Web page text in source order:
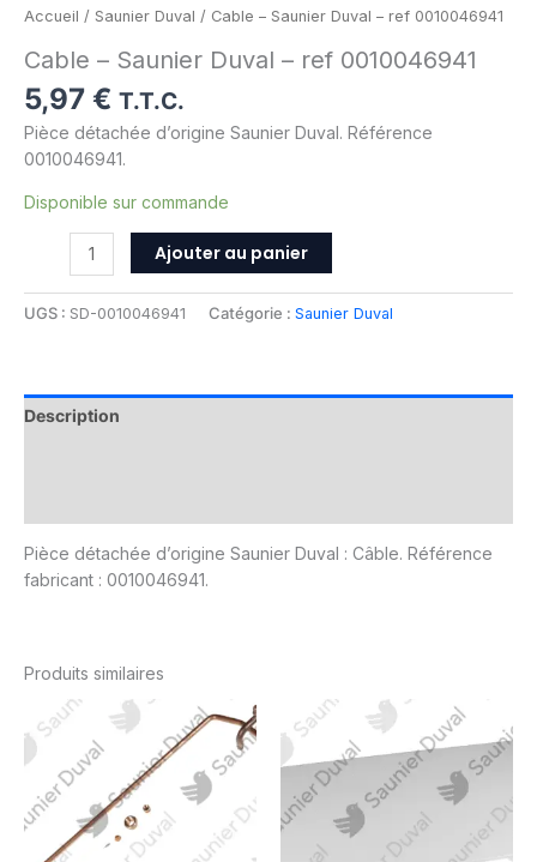
Accueil / Saunier Duval / Cable – Saunier Duval – ref 0010046941
Cable – Saunier Duval – ref 0010046941
5,97 € T.T.C.
Pièce détachée d’origine Saunier Duval. Référence
0010046941.
Disponible sur commande
Ajouter au panier
UGS : SD-0010046941 Catégorie : Saunier Duval
Description
Pièce détachée d’origine Saunier Duval : Câble. Référence
fabricant : 0010046941.
Produits similaires